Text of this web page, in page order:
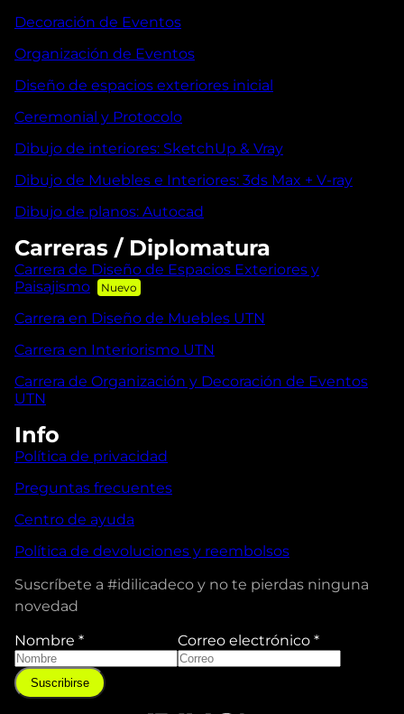
Decoración de Eventos
Organización de Eventos
Diseño de espacios exteriores inicial
Ceremonial y Protocolo
Dibujo de interiores: SketchUp & Vray
Dibujo de Muebles e Interiores: 3ds Max + V-ray
Dibujo de planos: Autocad
Carreras / Diplomatura
Carrera de Diseño de Espacios Exteriores y
Paisajismo
Carrera en Diseño de Muebles UTN
Carrera en Interiorismo UTN
Carrera de Organización y Decoración de Eventos
UTN
Info
Política de privacidad
Preguntas frecuentes
Centro de ayuda
Política de devoluciones y reembolsos
Suscríbete a #idilicadeco y no te pierdas ninguna
novedad
Nombre * Correo electrónico *
Suscribirse